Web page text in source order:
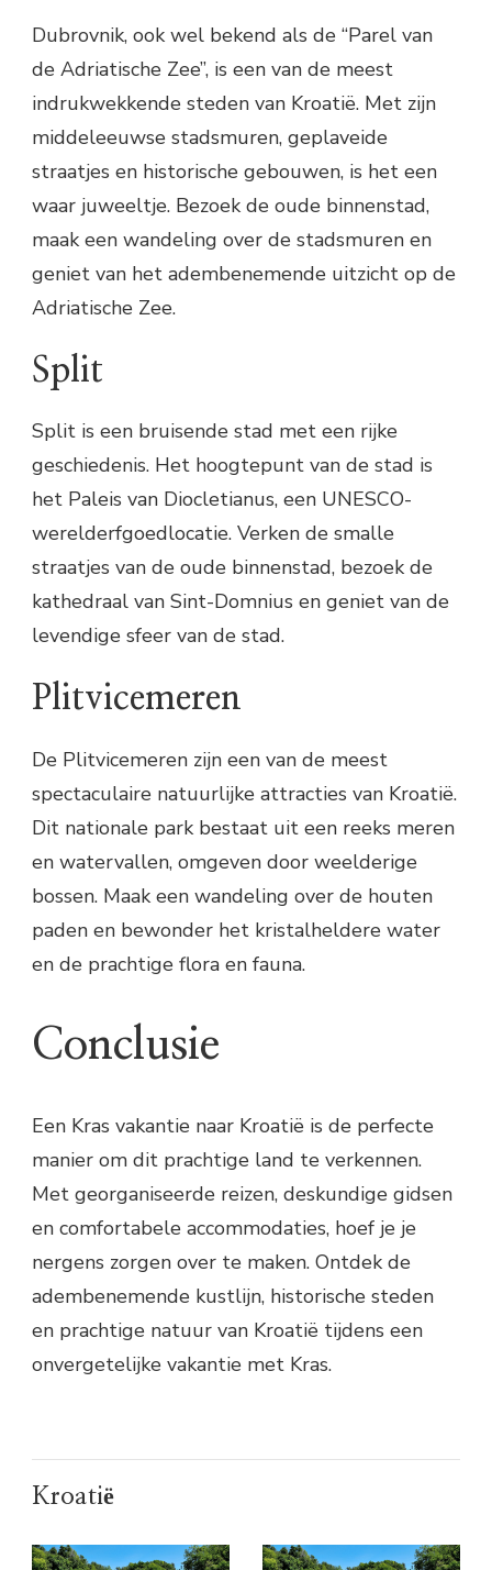
Dubrovnik, ook wel bekend als de “Parel van
de Adriatische Zee”, is een van de meest
indrukwekkende steden van Kroatië. Met zijn
middeleeuwse stadsmuren, geplaveide
straatjes en historische gebouwen, is het een
waar juweeltje. Bezoek de oude binnenstad,
maak een wandeling over de stadsmuren en
geniet van het adembenemende uitzicht op de
Adriatische Zee.
Split
Split is een bruisende stad met een rijke
geschiedenis. Het hoogtepunt van de stad is
het Paleis van Diocletianus, een UNESCO-
werelderfgoedlocatie. Verken de smalle
straatjes van de oude binnenstad, bezoek de
kathedraal van Sint-Domnius en geniet van de
levendige sfeer van de stad.
Plitvicemeren
De Plitvicemeren zijn een van de meest
spectaculaire natuurlijke attracties van Kroatië.
Dit nationale park bestaat uit een reeks meren
en watervallen, omgeven door weelderige
bossen. Maak een wandeling over de houten
paden en bewonder het kristalheldere water
en de prachtige flora en fauna.
Conclusie
Een Kras vakantie naar Kroatië is de perfecte
manier om dit prachtige land te verkennen.
Met georganiseerde reizen, deskundige gidsen
en comfortabele accommodaties, hoef je je
nergens zorgen over te maken. Ontdek de
adembenemende kustlijn, historische steden
en prachtige natuur van Kroatië tijdens een
onvergetelijke vakantie met Kras.
Kroatië